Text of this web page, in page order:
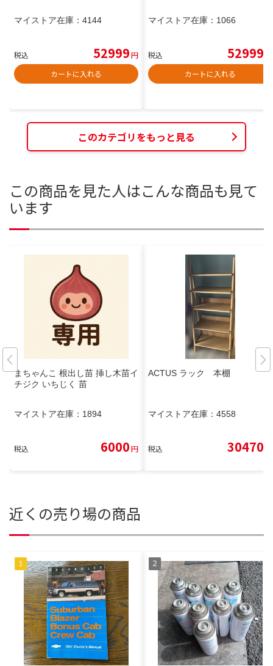
マイストア在庫： 4144
税込 52999円
カートに入れる
マイストア在庫： 1066
税込 52999
カートに入れる
このカテゴリをもっと見る
この商品を見た人はこんな商品も見て
います
まちゃんこ 根出し苗 挿し木苗イ
チジク いちじく 苗
マイストア在庫： 1894
税込 6000円
ACTUS ラック 本棚
マイストア在庫： 4558
税込 30470
近くの売り場の商品